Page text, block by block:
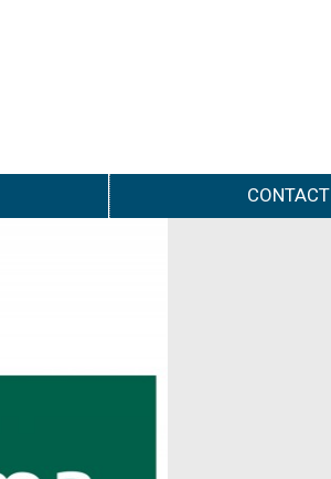
CONTACT